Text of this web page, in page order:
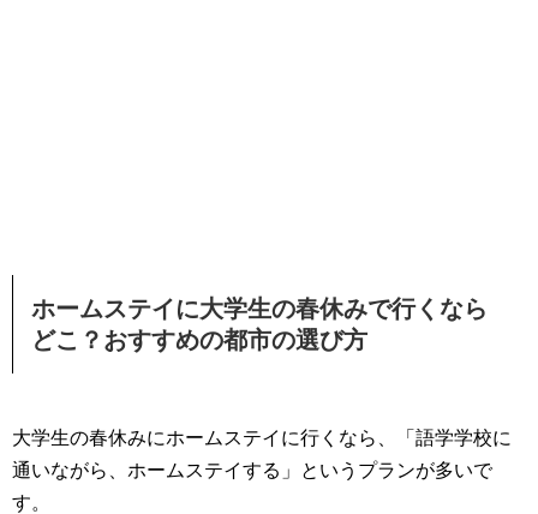
ホームステイに大学生の春休みで行くなら
どこ？おすすめの都市の選び方
大学生の春休みにホームステイに行くなら、「語学学校に
通いながら、ホームステイする」というプランが多いで
す。